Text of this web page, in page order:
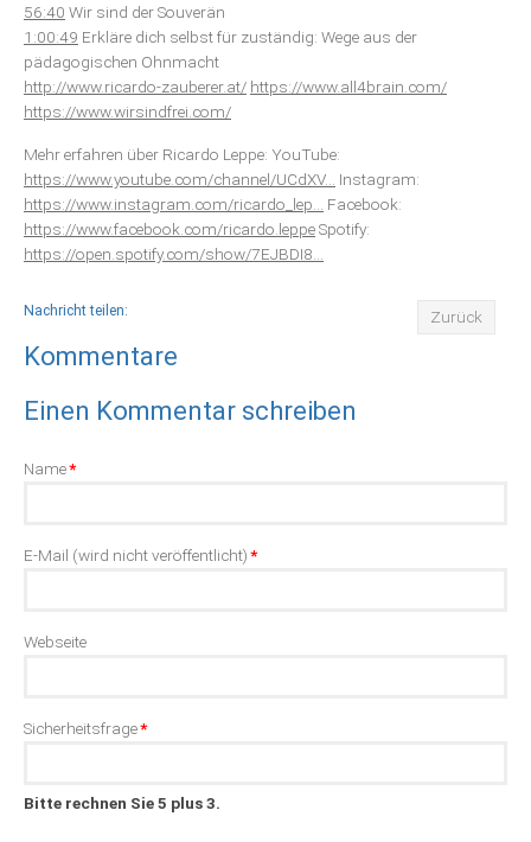
56:40 Wir sind der Souverän
1:00:49 Erkläre dich selbst für zuständig: Wege aus der
pädagogischen Ohnmacht
http://www.ricardo-zauberer.at/ https://www.all4brain.com/
https://www.wirsindfrei.com/
Mehr erfahren über Ricardo Leppe: YouTube:
https://www.youtube.com/channel/UCdXV...
Instagram:
https://www.instagram.com/ricardo_lep...
Facebook:
https://www.facebook.com/ricardo.leppeSpotify:
https://open.spotify.com/show/7EJBDI8...
Nachricht teilen: Zurück
Kommentare
Einen Kommentar schreiben
Pflichtfeld
Name*
Pflichtfeld
E-Mail (wird nicht veröffentlicht)*
Webseite
Pflichtfeld
Sicherheitsfrage*
Bitte rechnen Sie 5 plus 3.